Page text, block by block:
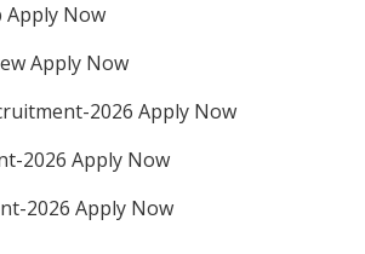
Apply Now
Apply Now
2026 Apply Now
2026 Apply Now
2026 Apply Now